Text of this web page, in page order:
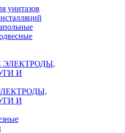
унитазов
И